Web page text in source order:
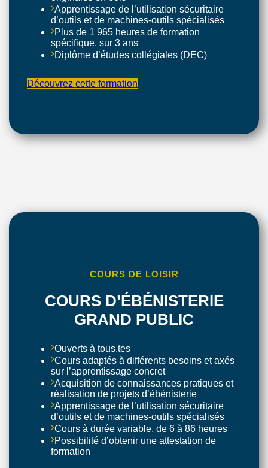
Apprentissage de l’utilisation sécuritaire
d’outils et de machines-outils spécialisés
Plus de 1 965 heures de formation
spécifique, sur 3 ans
Diplôme d’études collégiales (DEC)
Découvrez cette formation
COURS DE LOISIR
COURS D’ÉBÉNISTERIE
GRAND PUBLIC
Ouverts à tous.tes
Cours adaptés à différents besoins et axés
sur l’apprentissage concret
Acquisition de connaissances pratiques et
réalisation de projets d’ébénisterie
Apprentissage de l’utilisation sécuritaire
d’outils et de machines-outils spécialisés
Cours à durée variable, de 6 à 86 heures
Possibilité d’obtenir une attestation de
formation